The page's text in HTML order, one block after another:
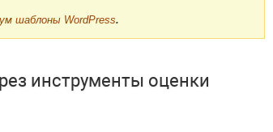
шаблоны WordPress.
инструменты оценки